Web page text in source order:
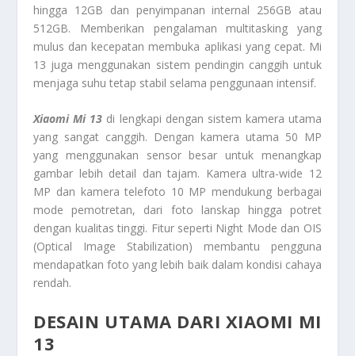
hingga 12GB dan penyimpanan internal 256GB atau
512GB. Memberikan pengalaman multitasking yang
mulus dan kecepatan membuka aplikasi yang cepat. Mi
13 juga menggunakan sistem pendingin canggih untuk
menjaga suhu tetap stabil selama penggunaan intensif.
Xiaomi Mi 13 di lengkapi dengan sistem kamera utama
yang sangat canggih. Dengan kamera utama 50 MP
yang menggunakan sensor besar untuk menangkap
gambar lebih detail dan tajam. Kamera ultra-wide 12
MP dan kamera telefoto 10 MP mendukung berbagai
mode pemotretan, dari foto lanskap hingga potret
dengan kualitas tinggi. Fitur seperti Night Mode dan OIS
(Optical Image Stabilization) membantu pengguna
mendapatkan foto yang lebih baik dalam kondisi cahaya
rendah.
DESAIN UTAMA DARI XIAOMI MI
13